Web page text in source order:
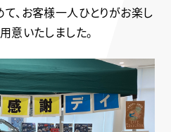
、お客様一人ひとりがお楽し
意いたしました。